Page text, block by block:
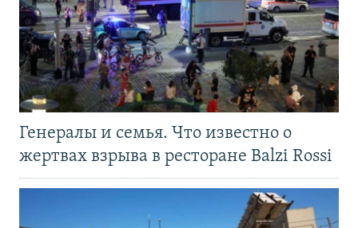
Генералы и семья. Что известно о
жертвах взрыва в ресторане Balzi Rossi